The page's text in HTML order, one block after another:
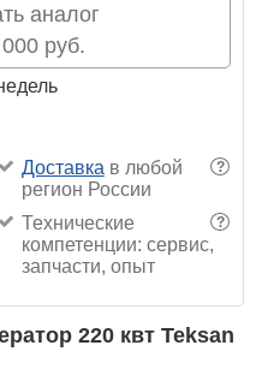
аналог
руб.
?
Доставка в любой
регион России
?
Технические
компетенции: сервис,
запчасти, опыт
220 квт Teksan